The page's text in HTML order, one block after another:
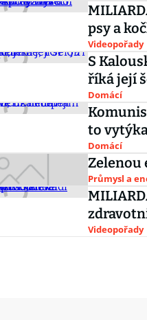
psy a
Videopořady
S
říká její
Domácí
to
Domácí
Zelenou
Průmysl a
Videopořady